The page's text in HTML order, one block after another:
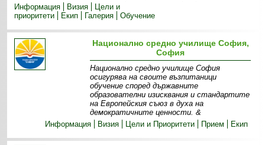
Информация
Визия
Цели и
приоритети
Екип Галерия Обучение
Национално средно училище София,
София
Национално средно училище София
осигурява на своите възпитаници
обучение според държавните
образователни изисквания и стандартите
на Европейския съюз в духа на
демократичните ценности. &
Информация
Визия Цели и Приоритети Прием Екип